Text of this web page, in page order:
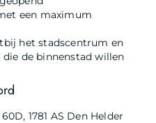
een maximum
het stadscentrum en
die de binnenstad willen
1781 AS Den Helder